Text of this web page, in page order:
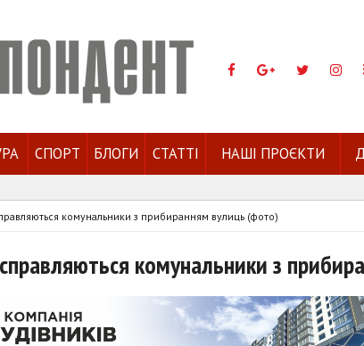
СПОРТ БЛОГИ СТАТТІ НАШІ ПРОЄКТИ
комунальники з прибиранням вулиць (фото)
справляються комунальники з